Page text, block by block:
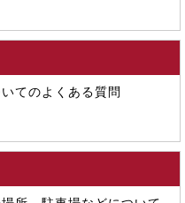
てのよくある質問